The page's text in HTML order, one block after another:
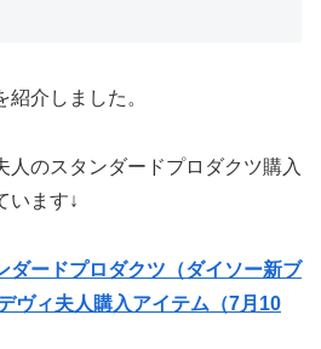
介しました。
人のスタンダードプロダクツ購入
います↓
ダードプロダクツ（ダイソー新ブ
ヴィ夫人購入アイテム（7月10